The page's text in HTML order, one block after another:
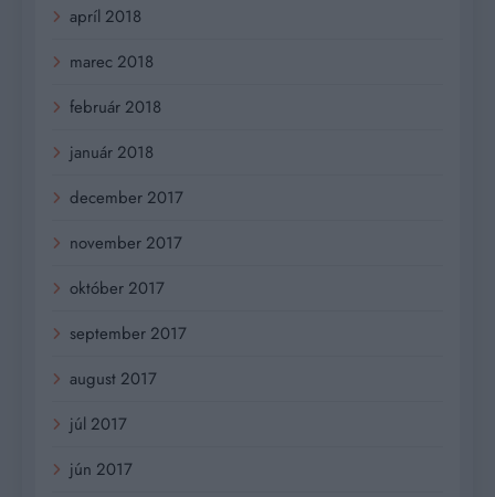
apríl 2018
marec 2018
február 2018
január 2018
december 2017
november 2017
október 2017
september 2017
august 2017
júl 2017
jún 2017